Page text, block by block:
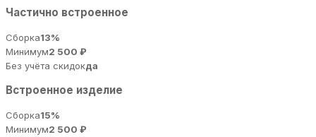
Частично встроенное
Сборка13%
Минимум2 500 ₽
Без учёта скидокда
Встроенное изделие
Сборка15%
Минимум2 500 ₽